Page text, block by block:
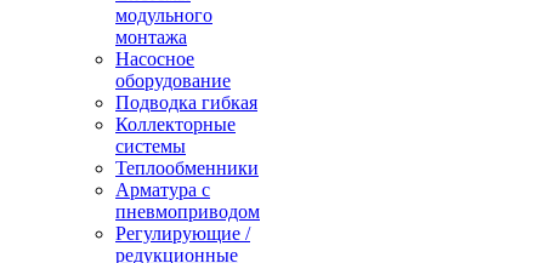
модульного
монтажа
Насосное
оборудование
Подводка гибкая
Коллекторные
системы
Теплообменники
Арматура с
пневмоприводом
Регулирующие /
редукционные